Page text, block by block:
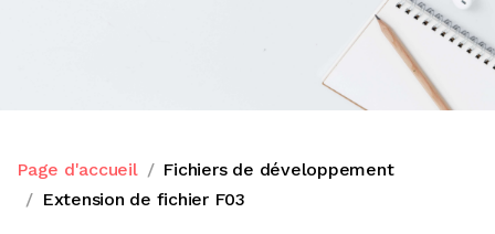
Page d'accueil
Fichiers de développement
Extension de fichier F03